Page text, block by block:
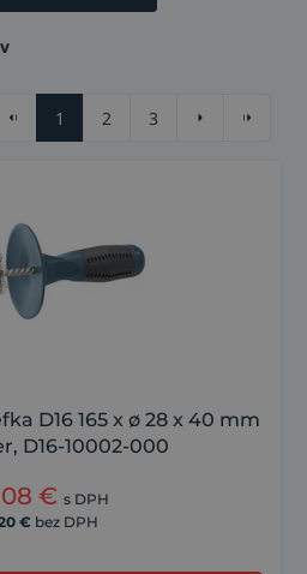
1 2 3
D16 165 x ø 28 x 40 mm
D16-10002-000
€ s DPH
€ bez DPH